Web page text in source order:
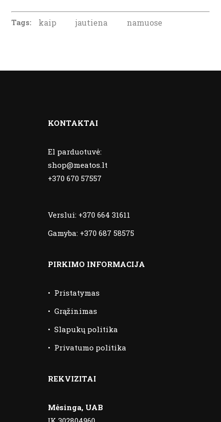
Tags: kaip jautiena namuose
KONTAKTAI
El parduotuvė:
shop@meatos.lt
+370 670 57557
Verslui: +370 664 31611
Gamyba: +370 687 58575
PIRKIMO INFORMACIJA
• Pristatymas
• Grąžinimas
• Slapukų politika
• Privatumo politika
REKVIZITAI
Mėsinga, UAB